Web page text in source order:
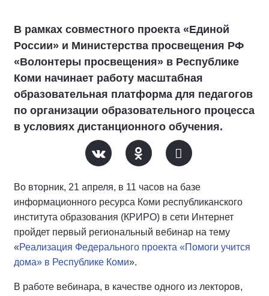
В рамках совместного проекта «Единой
России» и Министерства просвещения РФ
«Волонтеры просвещения» в Республике
Коми начинает работу масштабная
образовательная платформа для педагогов
по организации образовательного процесса
в условиях дистанционного обучения.
Во вторник, 21 апреля, в 11 часов на базе
информационного ресурса Коми республиканского
института образования (КРИРО) в сети Интернет
пройдет первый региональный вебинар на тему
«Реализация Федерального проекта «Помоги учится
дома» в Республике Коми».
В работе вебинара, в качестве одного из лекторов,